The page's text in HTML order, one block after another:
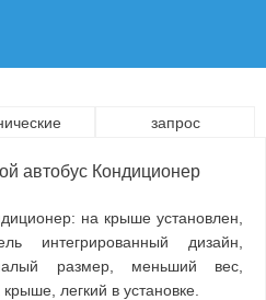
запрос
автобус Кондиционер
на крыше установлен,
интегрированный дизайн,
размер, меньший вес,
легкий в установке.